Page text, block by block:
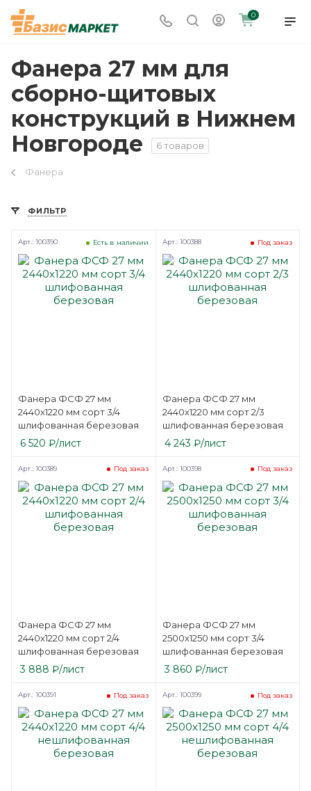
0
Фанера 27 мм для
сборно-щитовых
конструкций в Нижнем
Новгороде
6 товаров
Фанера
ФИЛЬТР
Фанера ФСФ 27 мм
2440х1220 мм сорт 3/4
шлифованная березовая
Есть в наличии
Арт.: 100390
6 520 ₽/лист
Фанера ФСФ 27 мм
2440х1220 мм сорт 2/3
шлифованная березовая
Под заказ
Арт.: 100388
4 243 ₽/лист
Фанера ФСФ 27 мм
2440х1220 мм сорт 2/4
шлифованная березовая
Под заказ
Арт.: 100389
3 888 ₽/лист
Фанера ФСФ 27 мм
2500х1250 мм сорт 3/4
шлифованная березовая
Под заказ
Арт.: 100398
3 860 ₽/лист
Под заказ
Арт.: 100391 Под заказ
Арт.: 100399